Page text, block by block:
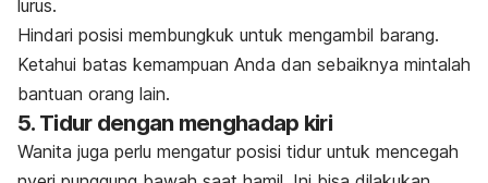
lurus.
Hindari posisi membungkuk untuk mengambil barang.
Ketahui batas kemampuan Anda dan sebaiknya mintalah
bantuan orang lain.
5. Tidur dengan menghadap kiri
Wanita juga perlu mengatur posisi tidur untuk mencegah